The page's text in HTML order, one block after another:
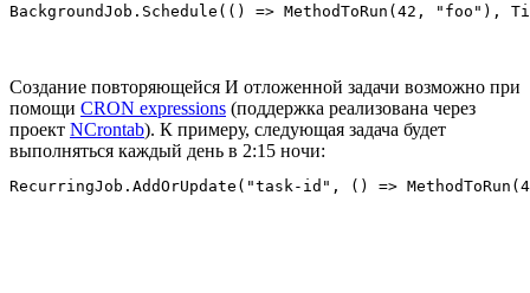
BackgroundJob.Schedule(() => MethodToRun(42, "foo"),
Создание повторяющейся И отложенной задачи возможно при
помощи CRON expressions (поддержка реализована через
проект NCrontab). К примеру, следующая задача будет
выполняться каждый день в 2:15 ночи:
RecurringJob.AddOrUpdate("task-id", () =>